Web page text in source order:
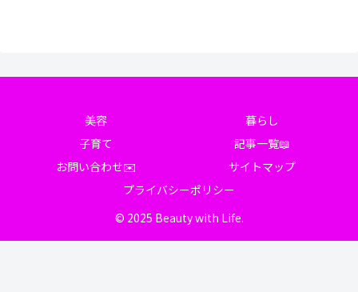
美容
暮らし
子育て
記事一覧📖
お問い合わせ✉️
サイトマップ
プライバシーポリシー
© 2025 Beauty with Life.